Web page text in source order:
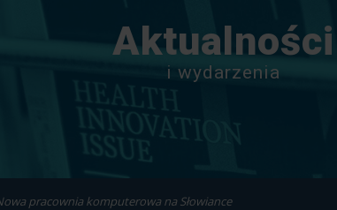
Aktualności
i wydarzenia
pracownia komputerowa na Słowiance